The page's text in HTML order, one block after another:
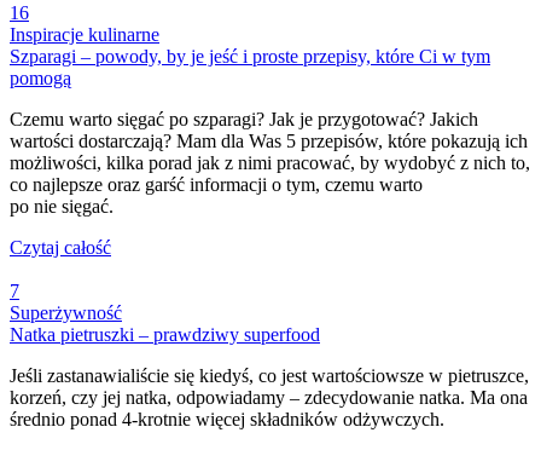
16
Inspiracje kulinarne
Szparagi – powody, by je jeść i proste przepisy, które Ci w tym
pomogą
Czemu warto sięgać po szparagi? Jak je przygotować? Jakich
wartości dostarczają? Mam dla Was 5 przepisów, które pokazują ich
możliwości, kilka porad jak z nimi pracować, by wydobyć z nich to,
co najlepsze oraz garść informacji o tym, czemu warto
po nie sięgać.
Czytaj całość
7
Superżywność
Natka pietruszki – prawdziwy superfood
Jeśli zastanawialiście się kiedyś, co jest wartościowsze w pietruszce,
korzeń, czy jej natka, odpowiadamy – zdecydowanie natka. Ma ona
średnio ponad 4-krotnie więcej składników odżywczych.